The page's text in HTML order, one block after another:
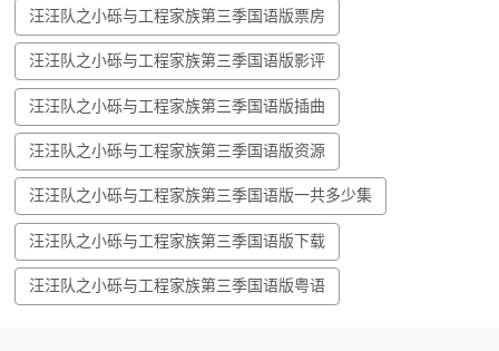
汪汪队之小砾与工程家族第三季国语版票房
汪汪队之小砾与工程家族第三季国语版影评
汪汪队之小砾与工程家族第三季国语版插曲
汪汪队之小砾与工程家族第三季国语版资源
汪汪队之小砾与工程家族第三季国语版一共多少集
汪汪队之小砾与工程家族第三季国语版下载
汪汪队之小砾与工程家族第三季国语版粤语